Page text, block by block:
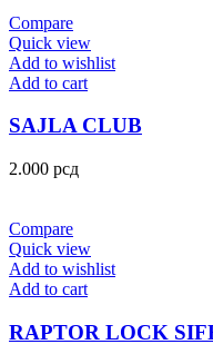
Compare
Quick view
Add to wishlist
Add to cart
SAJLA CLUB
2.000 рсд
Compare
Quick view
Add to wishlist
Add to cart
RAPTOR LOCK